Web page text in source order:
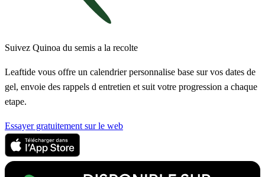
Suivez Quinoa du semis a la recolte
Leaftide vous offre un calendrier personnalise base sur vos dates de
gel, envoie des rappels d entretien et suit votre progression a chaque
etape.
Essayer gratuitement sur le web